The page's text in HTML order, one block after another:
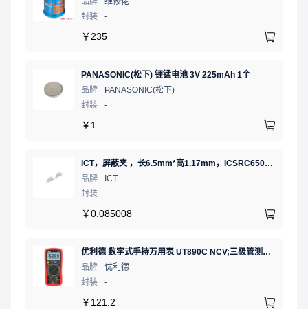
封装
-
￥ 235
PANASONIC(松下) 锂锰电池 3V 225mAh 1个
品牌
PANASONIC(松下)
封装
-
￥ 1
ICT，屏蔽夹 ，长6.5mm*高1.17mm，ICSRC6508-015SFR
品牌
ICT
封装
-
￥0.085008
优利德 数字式手持万用表 UT890C NCV;三极管测试;二极管测试;火线辨别;真有效值;通断测试
品牌
优利德
封装
-
￥ 121.2